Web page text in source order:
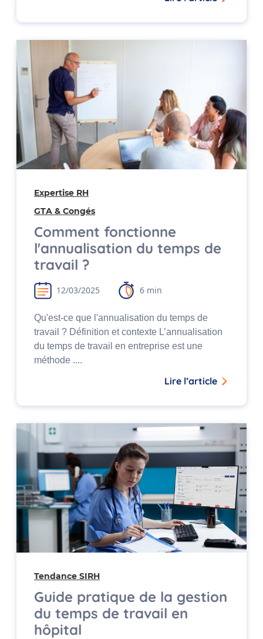
Expertise RH
GTA & Congés
Comment fonctionne
l'annualisation du temps de
travail ?
12/03/2025 6 min
Qu'est-ce que l'annualisation du temps de
travail ? Définition et contexte L’annualisation
du temps de travail en entreprise est une
méthode ....
Lire l’article
Tendance SIRH
Guide pratique de la gestion
du temps de travail en
hôpital